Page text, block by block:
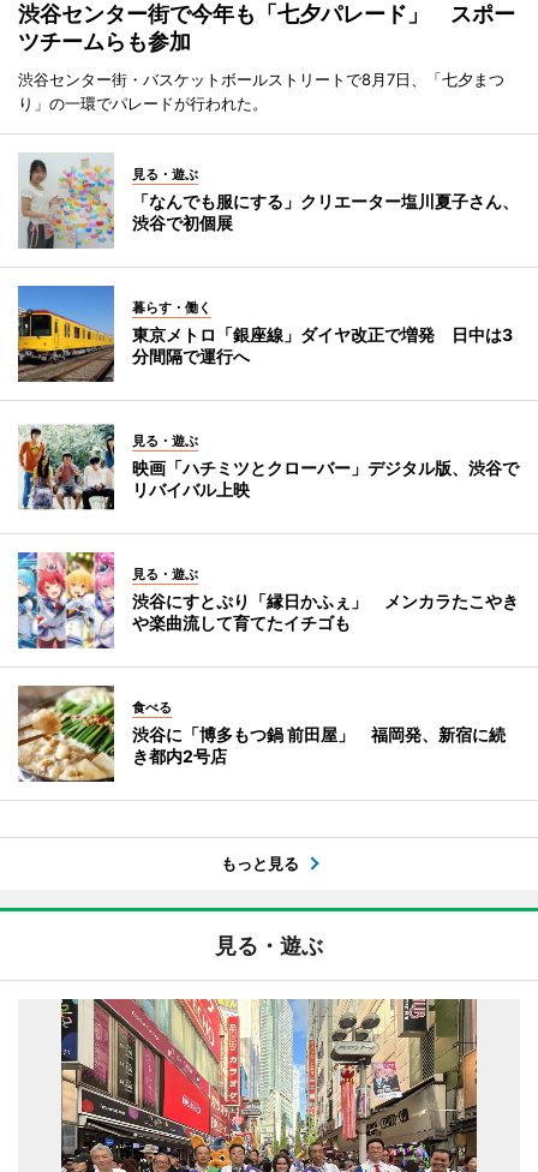
渋谷センター街で今年も「七夕パレード」 スポー
ツチームらも参加
渋谷センター街・バスケットボールストリートで8月7日、「七夕まつ
り」の一環でパレードが行われた。
見る・遊ぶ
「なんでも服にする」クリエーター塩川夏子さん、
渋谷で初個展
暮らす・働く
東京メトロ「銀座線」ダイヤ改正で増発 日中は3
分間隔で運行へ
見る・遊ぶ
映画「ハチミツとクローバー」デジタル版、渋谷で
リバイバル上映
見る・遊ぶ
渋谷にすとぷり「縁日かふぇ」 メンカラたこやき
や楽曲流して育てたイチゴも
食べる
渋谷に「博多もつ鍋 前田屋」 福岡発、新宿に続
き都内2号店
もっと見る
見る・遊ぶ